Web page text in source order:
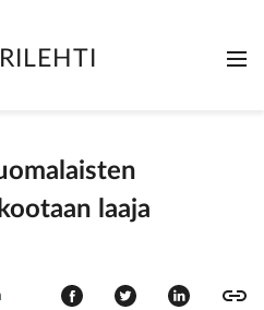
laaja